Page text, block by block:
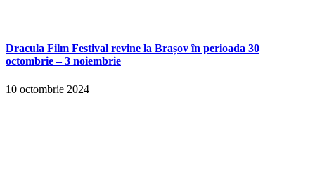
Dracula Film Festival revine la Brașov în perioada 30
octombrie – 3 noiembrie
10 octombrie 2024